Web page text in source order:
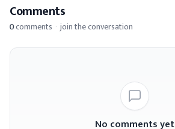
Comments
0comments · join the conversation
No comments yet